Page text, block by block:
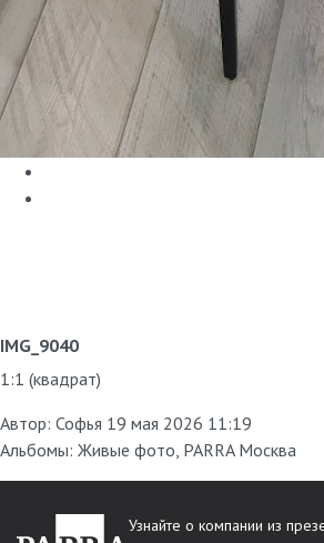
IMG_9040
1:1 (квадрат)
Автор: Софья 19 мая 2026 11:19
Альбомы: Живые фото, PARRA Москва
Узнайте о компании из